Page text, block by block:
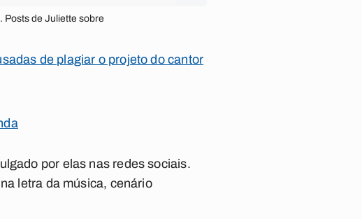
Posts de Juliette sobre
de plagiar o projeto do cantor
por elas nas redes sociais.
letra da música, cenário